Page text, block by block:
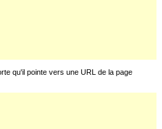
qu'il pointe vers une URL de la page